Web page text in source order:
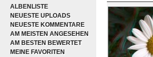
ALBENLISTE
NEUESTE UPLOADS
NEUESTE KOMMENTARE
AM MEISTEN ANGESEHEN
AM BESTEN BEWERTET
MEINE FAVORITEN